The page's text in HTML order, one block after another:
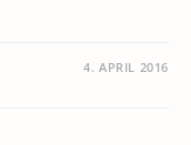
4. APRIL 2016